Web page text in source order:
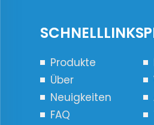
SCHNELLLINKS
Produkte
Über
Neuigkeiten
FAQ